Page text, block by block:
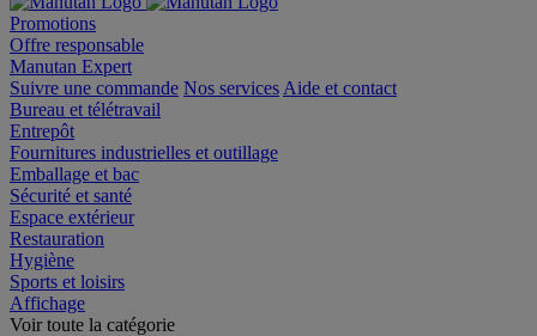
Promotions
Offre responsable
Manutan Expert
Suivre une commande Nos services Aide et contact
Bureau et télétravail
Entrepôt
Fournitures industrielles et outillage
Emballage et bac
Sécurité et santé
Espace extérieur
Restauration
Hygiène
Sports et loisirs
Affichage
Voir toute la catégorie